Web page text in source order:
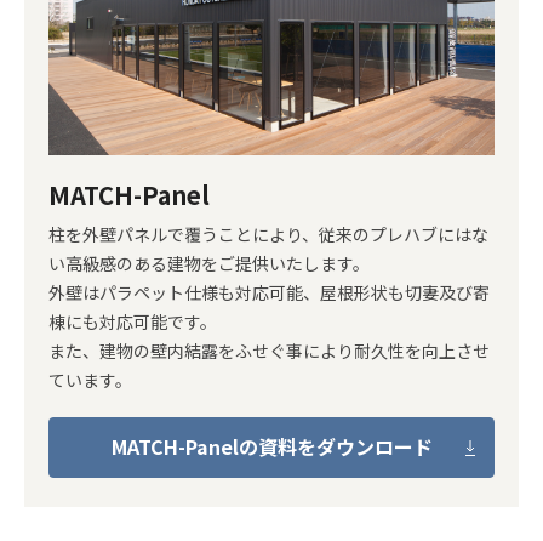
MATCH-Panel
柱を外壁パネルで覆うことにより、従来のプレハブにはな
い高級感のある建物をご提供いたします。
外壁はパラペット仕様も対応可能、屋根形状も切妻及び寄
棟にも対応可能です。
また、建物の壁内結露をふせぐ事により耐久性を向上させ
ています。
MATCH-Panelの資料をダウンロード